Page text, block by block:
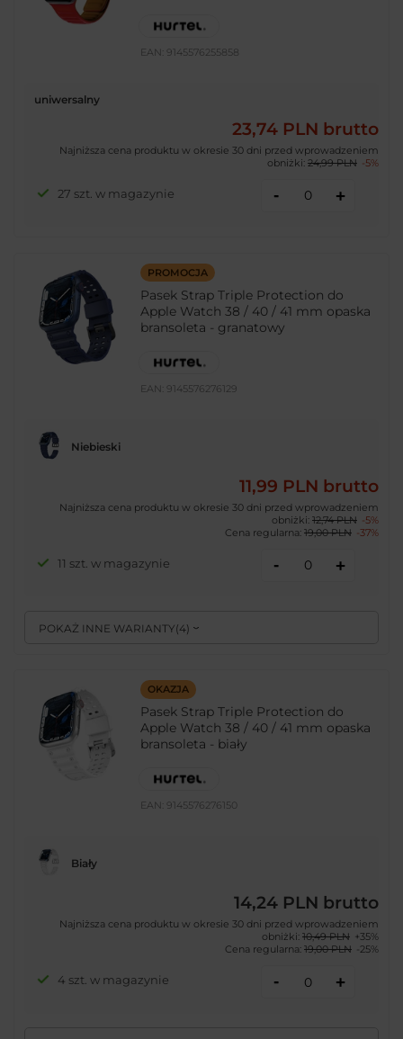
EAN: 9145576255858
uniwersalny
23,74 PLN brutto
Najniższa cena produktu w okresie 30 dni przed wprowadzeniem
obniżki: 24,99 PLN -5%
27 szt. w magazynie - +
PROMOCJA
Pasek Strap Triple Protection do
Apple Watch 38 / 40 / 41 mm opaska
bransoleta - granatowy
EAN: 9145576276129
POKAŻ INNE WARIANTY(4)
Niebieski
11,99 PLN brutto
Najniższa cena produktu w okresie 30 dni przed wprowadzeniem
obniżki: 12,74 PLN -5%
Cena regularna: 19,00 PLN -37%
11 szt. w magazynie - +
OKAZJA
Pasek Strap Triple Protection do
Apple Watch 38 / 40 / 41 mm opaska
bransoleta - biały
EAN: 9145576276150
Biały
14,24 PLN brutto
Najniższa cena produktu w okresie 30 dni przed wprowadzeniem
obniżki: 10,49 PLN +35%
Cena regularna: 19,00 PLN -25%
4 szt. w magazynie - +